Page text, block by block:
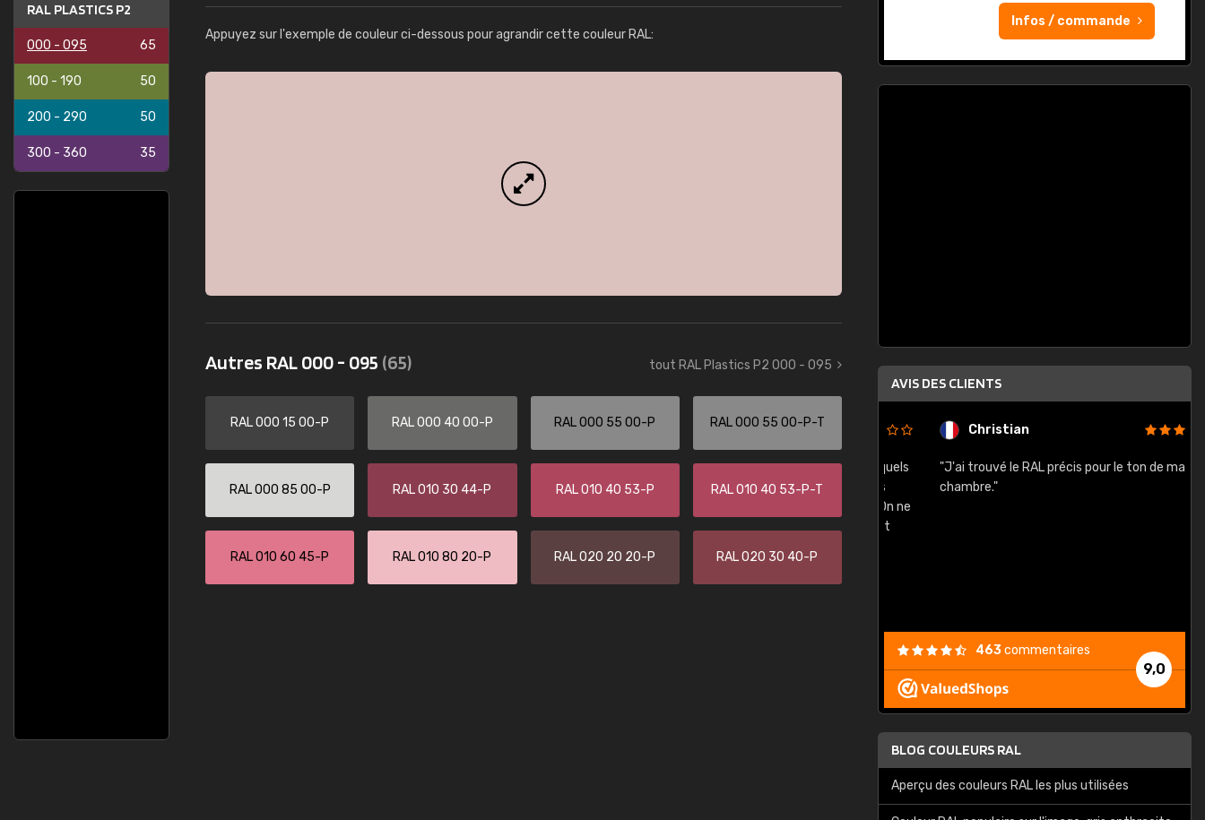
RAL PLASTICS P2
000 - 095 65
100 - 190 50
200 - 290 50
300 - 360 35
Appuyez sur l'exemple de couleur ci-dessous pour agrandir cette couleur RAL:
Autres RAL 000 - 095 (65) tout RAL Plastics P2 000 - 095
RAL 000 15 00-P RAL 000 40 00-P RAL 000 55 00-P RAL 000 55 00-P-T
RAL 000 85 00-P RAL 010 30 44-P RAL 010 40 53-P RAL 010 40 53-P-T
RAL 010 60 45-P RAL 010 80 20-P RAL 020 20 20-P RAL 020 30 40-P
Infos / commande
AVIS DES CLIENTS
Guillaume Euvrard
"Le site ne permet pas de voir clairement quels
sont les produits disponibles. Il y a plusieurs
Christian
"J'ai trouvé le RAL précis pour le ton de ma
chambre."
9,0
463commentaires
BLOG COULEURS RAL
Aperçu des couleurs RAL les plus utilisées